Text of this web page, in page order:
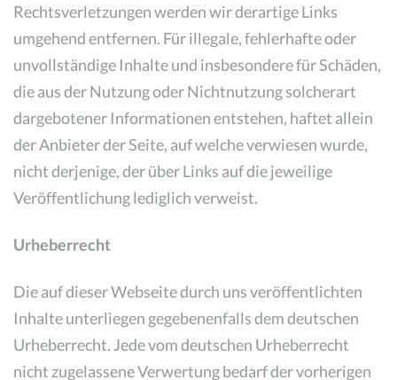
Rechtsverletzungen werden wir derartige Links
umgehend entfernen. Für illegale, fehlerhafte oder
unvollständige Inhalte und insbesondere für Schäden,
die aus der Nutzung oder Nichtnutzung solcherart
dargebotener Informationen entstehen, haftet allein
der Anbieter der Seite, auf welche verwiesen wurde,
nicht derjenige, der über Links auf die jeweilige
Veröffentlichung lediglich verweist.
Urheberrecht
Die auf dieser Webseite durch uns veröffentlichten
Inhalte unterliegen gegebenenfalls dem deutschen
Urheberrecht. Jede vom deutschen Urheberrecht
nicht zugelassene Verwertung bedarf der vorherigen